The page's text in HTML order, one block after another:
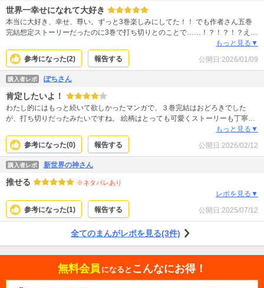
世界一幸せになれて大好き
本当に大好き、幸せ、尊い。ずっと3巻楽しみにしてた！！ でも作者さん五巻
完結想定ストーリーだったのに3巻で打ち切りとのことで……！？！？！？え
っ！？！？そんなバカな！？！？ 絶対面白いと思ってからそんなことになって
るなんて知らなくて焦ってレポ書いてます！！！！！！ そんなバカな、私の感
覚がおかしい！？！？だって尊すぎるでしょこれ！？ 2人ともお互いの良いと
ころよくわかってて、でも2人とも自分の悪いところばかり見てて，人ってそん
なもんだよね、キラキラして見える人も自分自身はそうだったりするよねって
めっちゃジワジワくるけど、でも相手のおかげで自分の良いところを好きにな
れたりしてさ！！！ んで2人とも可愛くてさ！！！！！ なーーーんーーーでー
ーーー打切りーー！？ 続きを！！その後を！！！読みたい！！！です！！！
もっと見る▼
参考になった(2) 報告する 公開日:2026/01/09
購入者レポ ぽちさん
肯定したいよ！
わたし的にはもっと続いて欲しかったマンガで、３巻完結はおどろきでした
が、打ち切りだったみたいですね。 絵柄はとっても可愛くストーリーも丁寧に
かかれてますし、ホッコリさせると同時に葵くんの恋心を応援したくなるよう
なお話でした。 でも確かに、都合よく事件（というか真珠ちゃんがとっても活
躍できる場）がおこるし、まわりの人はいい人しかいないしで、ストーリーが
出来過ぎで展開するから、そのあたりがうけなかったのかな、なんて思った
り。わかりませんけど。 でもね、嫌な気分になることなく素直に読み進められ
るのでわたしはとっても大好きでした！３巻読み終わったあとに、もう終わる
んかーい！と叫んだくらいです（笑）次回作をまた読んでみたいです(^^)
もっと見る▼
参考になった(0) 報告する 公開日:2026/02/12
購入者レポ 新世界の神さん
推せる ※ネタバレあり
レポを見る▼
参考になった(1) 報告する 公開日:2025/07/12
全てのまんがレポを見る(3件)
無料会員 になると こんなにお得！